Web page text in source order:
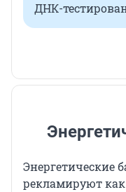
ДНК-
Энергетические
рекламируют